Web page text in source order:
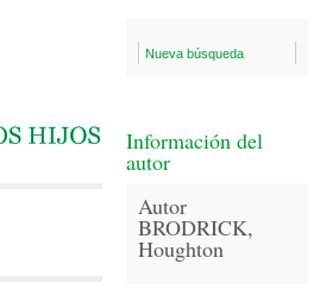
Nueva búsqueda
Información del
autor
Autor
BRODRICK,
Houghton